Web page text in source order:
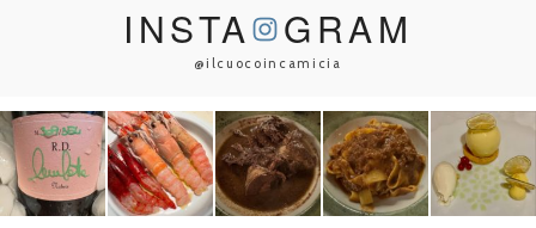
INSTA GRAM
@ilcuocoincamicia